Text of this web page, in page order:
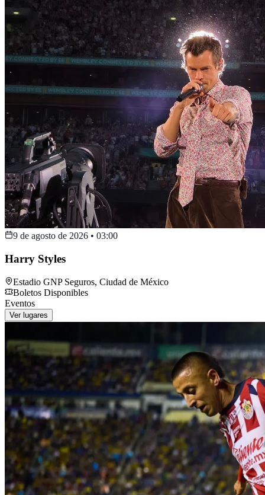
9 de agosto de 2026 • 03:00
Harry Styles
Estadio GNP Seguros, Ciudad de México
Boletos Disponibles
Eventos
Ver lugares